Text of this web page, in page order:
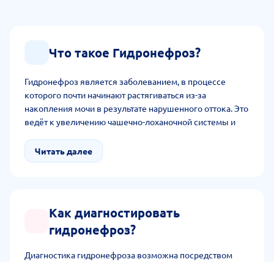
Что такое Гидронефроз?
Гидронефроз является заболеванием, в процессе
которого почти начинают растягиваться из-за
накопления мочи в результате нарушенного оттока. Это
ведёт к увеличению чашечно-лоханочной системы и
Читать далее
Как диагностировать
гидронефроз?
Диагностика гидронефроза возможна посредством